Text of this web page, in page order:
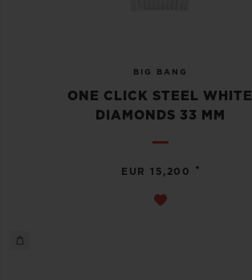
BIG BANG
ONE CLICK STEEL WHITE
DIAMONDS 33 MM
EUR 15,200 •